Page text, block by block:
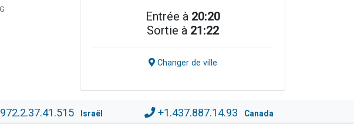
Entrée à 20:20
Sortie à 21:22
Changer de ville
Israël +1.437.887.14.93 Canada